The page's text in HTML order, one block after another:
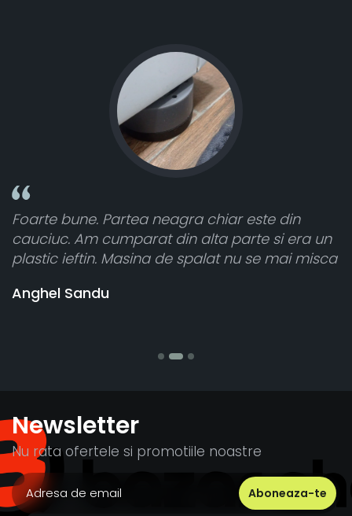
din
si era un
misca
Toate sunt foarte luminoase și
atât de bine în curtea din spate. A
cele 8 bucati dar una nu a funcționat,
banii pentru 1 bucata, Multumesc
Newsletter
Nu rata ofertele si promotiile noastre